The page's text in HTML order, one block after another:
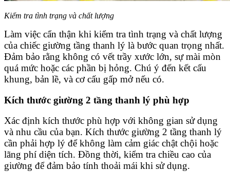
Kiểm tra tình trạng và chất lượng
Làm việc cẩn thận khi kiểm tra tình trạng và chất lượng
của chiếc giường tầng thanh lý là bước quan trọng nhất.
Đảm bảo rằng không có vết trầy xước lớn, sự mài mòn
quá mức hoặc các phần bị hỏng. Chú ý đến kết cấu
khung, bản lề, và cơ cấu gấp mở nếu có.
Kích thước giường 2 tầng thanh lý phù hợp
Xác định kích thước phù hợp với không gian sử dụng
và nhu cầu của bạn. Kích thước giường 2 tầng thanh lý
cần phải hợp lý để không làm cảm giác chật chội hoặc
lãng phí diện tích. Đồng thời, kiểm tra chiều cao của
giường để đảm bảo tính thoải mái khi sử dụng.